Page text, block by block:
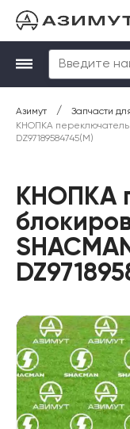
Азимут / Запчасти
КНОПКА переключатель
DZ97189584745(М)
КНОПКА